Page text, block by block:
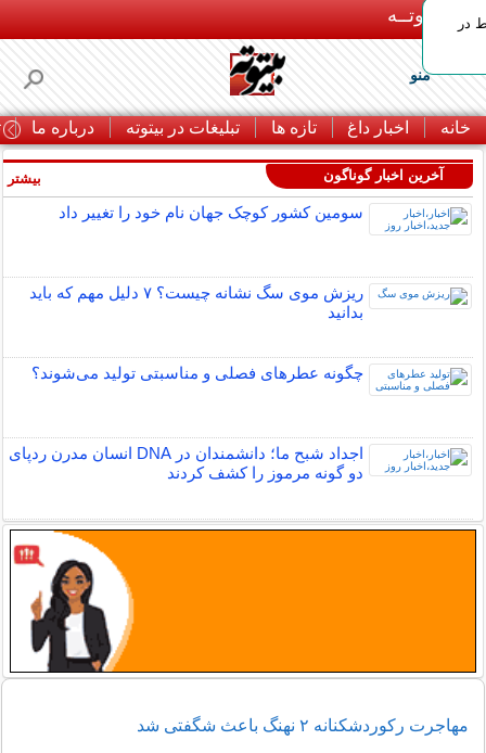
بـیتوتــه
منو
خانه اخبار داغ تازه ها تبلیغات در بیتوته درباره ما
در
آخرین اخبار گوناگون
سومین کشور کوچک جهان نام خود را تغییر داد
ریزش موی سگ نشانه چیست؟ ۷ دلیل مهم که باید
بدانید
چگونه عطرهای فصلی و مناسبتی تولید می‌شوند؟
اجداد شبح ما؛ دانشمندان در DNA انسان مدرن ردپای
دو گونه مرموز را کشف کردند
بیشتر
مهاجرت رکوردشکنانه ۲ نهنگ باعث شگفتی شد